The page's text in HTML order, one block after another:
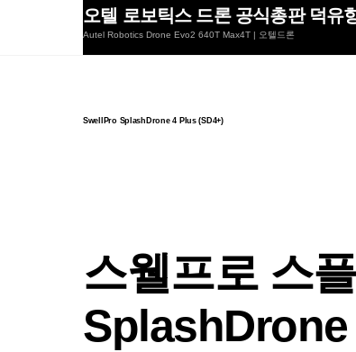
오텔 로보틱스 드론 공식총판 덕유
Autel Robotics Drone Evo2 640T Max4T | 오텔드론
SwellPro SplashDrone 4 Plus (SD4+)
스웰프로 스
SplashDrone